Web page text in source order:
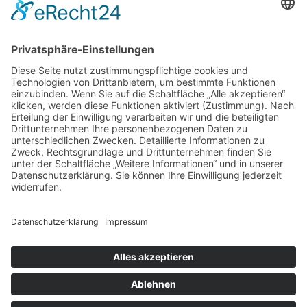
nicht und kontaktieren Sie uns unter:
Telefon:0711 / 42 15 98
E-Mail: shop@sport-gross.de
© 2019-2026 ·Sport Gross· Dein Sportfachgeschäft in
Stuttgart-Hedelfingen
Preise entsprechen, sofern nicht anders angegegeben, den
Cookie-Einstellungen